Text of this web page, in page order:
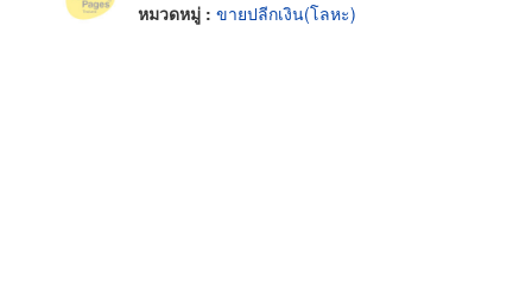
หมวดหมู่ : ขายปลีกเงิน(โลหะ)